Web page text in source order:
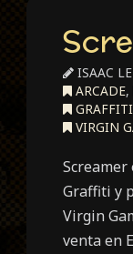
ISAAC
ARCADE,
GRAFFITI
VIRGIN
Graffiti y
Virgin
venta en